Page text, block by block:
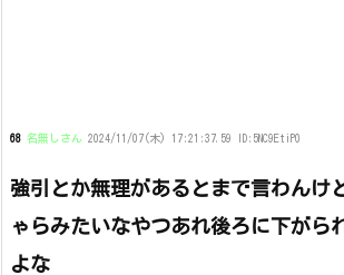
68 名無しさん 2024/11/07(木) 17:21:37.59 ID:5NC9EtiP0
強引とか無理があるとまで言わんけ
ゃらみたいなやつあれ後ろに下がら
よな